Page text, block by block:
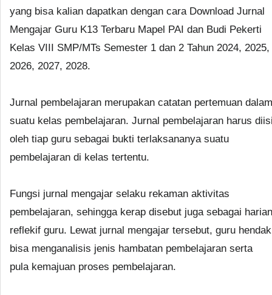
yang bisa kalian dapatkan dengan cara Download Jurnal
Mengajar Guru K13 Terbaru Mapel PAI dan Budi Pekerti
Kelas VIII SMP/MTs Semester 1 dan 2 Tahun 2024, 2025,
2026, 2027, 2028.
Jurnal pembelajaran merupakan catatan pertemuan dalam
suatu kelas pembelajaran. Jurnal pembelajaran harus
oleh tiap guru sebagai bukti terlaksananya suatu
pembelajaran di kelas tertentu.
Fungsi jurnal mengajar selaku rekaman aktivitas
pembelajaran, sehingga kerap disebut juga sebagai harian
reflekif guru. Lewat jurnal mengajar tersebut, guru hendak
bisa menganalisis jenis hambatan pembelajaran serta
pula kemajuan proses pembelajaran.